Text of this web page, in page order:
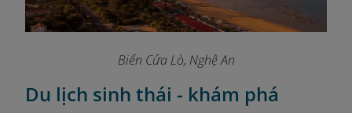
Biển Cửa Lò, Nghệ An
Du lịch sinh thái - khám phá